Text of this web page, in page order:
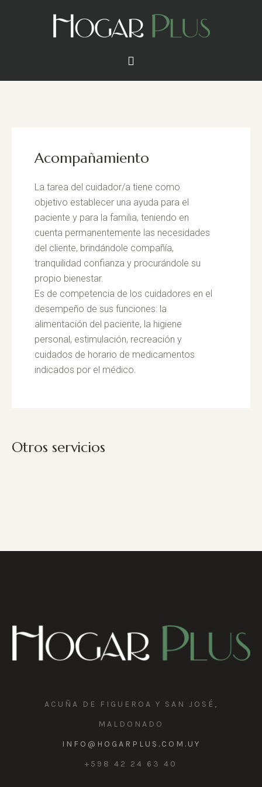
Acompañamiento
La tarea del cuidador/a tiene como
objetivo establecer una ayuda para el
paciente y para la familia, teniendo en
cuenta permanentemente las necesidades
del cliente, brindándole compañía,
tranquilidad confianza y procurándole su
propio bienestar.
Es de competencia de los cuidadores en el
desempeño de sus funciones: la
alimentación del paciente, la higiene
personal, estimulación, recreación y
cuidados de horario de medicamentos
indicados por el médico.
Otros servicios
ACUÑA DE FIGUEROA Y SAN JOSÉ,
MALDONADO
INFO@HOGARPLUS.COM.UY
+598 42 24 63 40